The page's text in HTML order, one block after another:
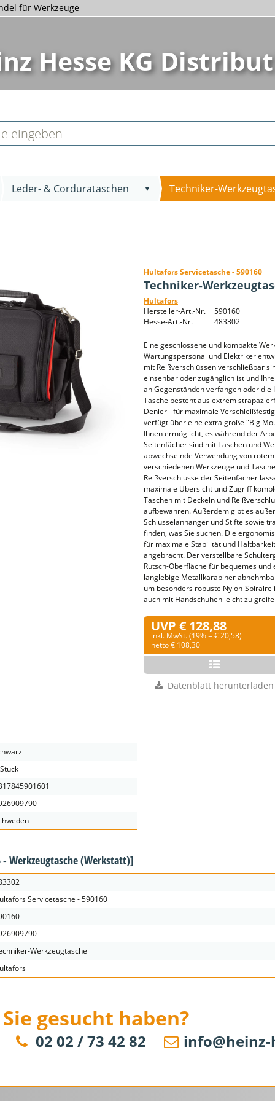
für Werkzeuge
Hesse KG
Leder- & Cordurataschen ▼ Techniker-
Hultafors Servicetasche - 590160
Techniker-
Hultafors
Hersteller-Art.-Nr.
590160
Hesse-Art.-Nr.
483302
Eine geschlossene und kompakte
Wartungspersonal und Elektriker
mit Reißverschlüssen verschließbar
einsehbar oder zugänglich ist und
an Gegenständen verfangen oder
Tasche besteht aus extrem
Denier - für maximale
verfügt über eine extra große "Big
Ihnen ermöglicht, es während der
Seitenfächer sind mit Taschen und
abwechselnde Verwendung von
verschiedenen Werkzeuge und
Reißverschlüsse der Seitenfächer
maximale Übersicht und Zugriff
Taschen mit Deckeln und
aufbewahren. Außerdem gibt es
Schlüsselanhänger und Stifte sowie
finden, was Sie suchen. Die
für maximale Stabilität und
angebracht. Der verstellbare
Rutsch-Oberfläche für bequemes
langlebige Metallkarabiner
um besonders robuste Nylon-
auch mit Handschuhen leicht zu
UVP € 128,88
inkl. MwSt. (19% = € 20,58)
netto € 108,30
Datenblatt herunterladen
- Werkzeugtasche (Werkstatt)]
Servicetasche - 590160
Werkzeugtasche
gesucht haben?
02 02 / 73 42 82